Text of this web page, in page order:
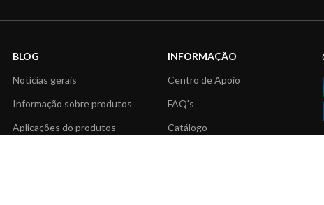
BLOG
Notícias gerais
Informação sobre produtos
Aplicações do produtos
INFORMAÇÃO
Centro de Apoio
FAQ's
Catálogo